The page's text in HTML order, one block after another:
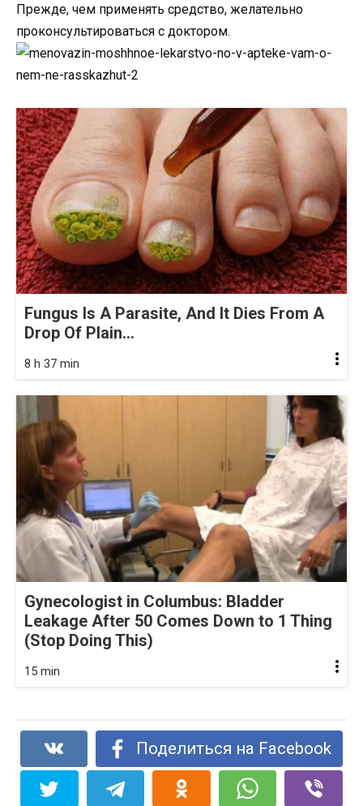
Прежде, чем применять средство, желательно
проконсультироваться с доктором.
Fungus Is A Parasite, And It Dies From A
Drop Of Plain...
8 h 37 min
Gynecologist in Columbus: Bladder
Leakage After 50 Comes Down to 1 Thing
(Stop Doing This)
15 min
Поделиться на Facebook